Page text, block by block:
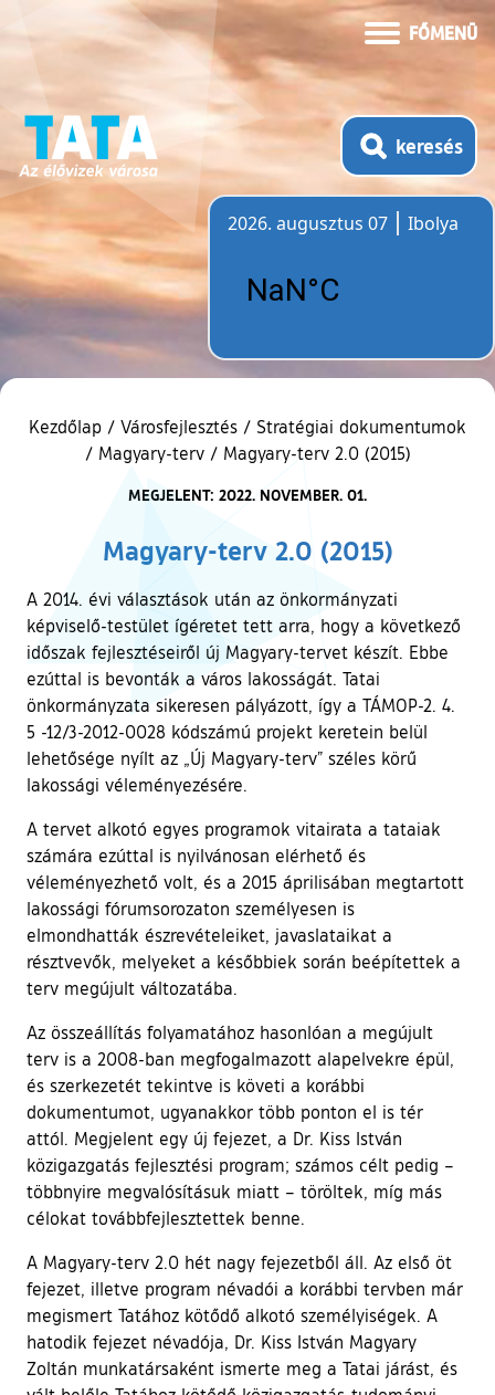
FŐMENÜ
keresés
2026. augusztus 07
Ibolya
Kezdőlap / Városfejlesztés / Stratégiai dokumentumok
/ Magyary-terv / Magyary-terv 2.0 (2015)
MEGJELENT: 2022. NOVEMBER. 01.
Magyary-terv 2.0 (2015)
A 2014. évi választások után az önkormányzati
képviselő-testület ígéretet tett arra, hogy a következő
időszak fejlesztéseiről új Magyary-tervet készít. Ebbe
ezúttal is bevonták a város lakosságát. Tatai
önkormányzata sikeresen pályázott, így a TÁMOP-2. 4.
5 -12/3-2012-0028 kódszámú projekt keretein belül
lehetősége nyílt az „Új Magyary-terv” széles körű
lakossági véleményezésére.
A tervet alkotó egyes programok vitairata a tataiak
számára ezúttal is nyilvánosan elérhető és
véleményezhető volt, és a 2015 áprilisában megtartott
lakossági fórumsorozaton személyesen is
elmondhatták észrevételeiket, javaslataikat a
résztvevők, melyeket a későbbiek során beépítettek a
terv megújult változatába.
Az összeállítás folyamatához hasonlóan a megújult
terv is a 2008-ban megfogalmazott alapelvekre épül,
és szerkezetét tekintve is követi a korábbi
dokumentumot, ugyanakkor több ponton el is tér
attól. Megjelent egy új fejezet, a Dr. Kiss István
közigazgatás fejlesztési program; számos célt pedig –
többnyire megvalósításuk miatt – töröltek, míg más
célokat továbbfejlesztettek benne.
A Magyary-terv 2.0 hét nagy fejezetből áll. Az első öt
fejezet, illetve program névadói a korábbi tervben már
megismert Tatához kötődő alkotó személyiségek. A
hatodik fejezet névadója, Dr. Kiss István Magyary
Zoltán munkatársaként ismerte meg a Tatai járást, és